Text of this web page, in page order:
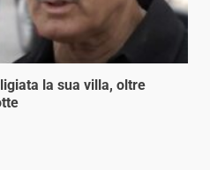
la sua villa, oltre